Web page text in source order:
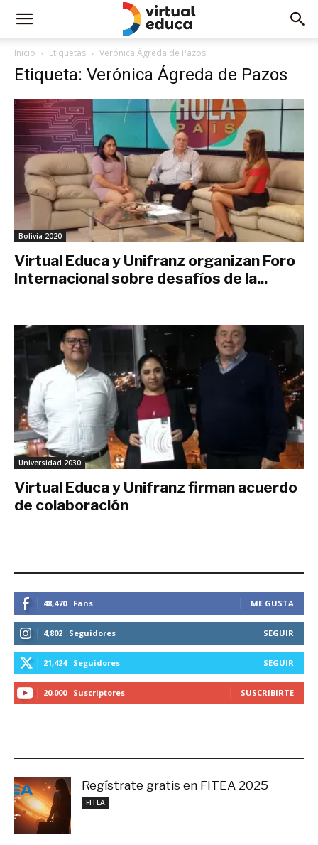
Inicio Etiquetas Verónica Ágreda de Pazos
Etiqueta: Verónica Ágreda de Pazos
Bolivia 2020
Virtual Educa y Unifranz organizan Foro
Internacional sobre desafíos de la...
Universidad 2030
Virtual Educa y Unifranz firman acuerdo
de colaboración
48,470 Fans ME GUSTA
4,802 Seguidores SEGUIR
21,424 Seguidores SEGUIR
20,000 Suscriptores SUSCRIBIRTE
Regístrate gratis en FITEA 2025
FITEA